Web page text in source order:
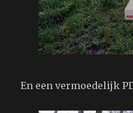
En een vermoedelijk